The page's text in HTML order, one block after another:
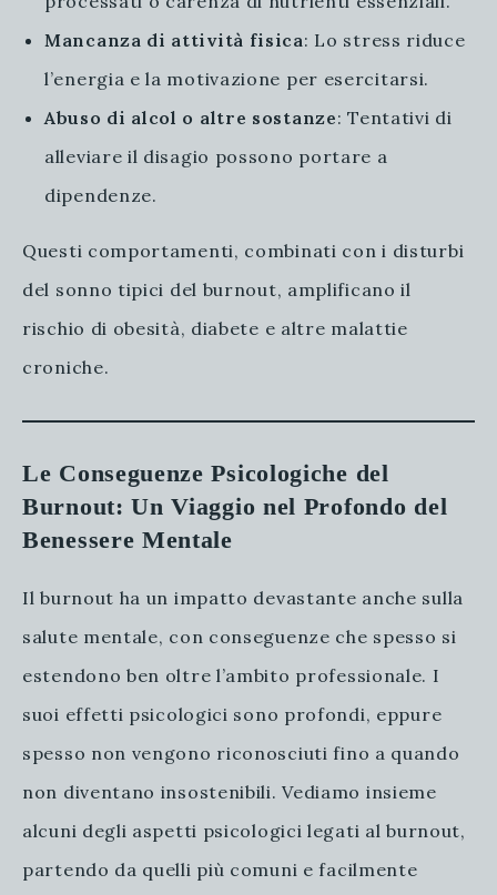
Mancanza di attività fisica: Lo stress riduce
l’energia e la motivazione per esercitarsi.
Abuso di alcol o altre sostanze: Tentativi di
alleviare il disagio possono portare a
dipendenze.
Questi comportamenti, combinati con i disturbi
del sonno tipici del burnout, amplificano il
rischio di obesità, diabete e altre malattie
croniche.
Le Conseguenze Psicologiche del
Burnout: Un Viaggio nel Profondo del
Benessere Mentale
Il burnout ha un impatto devastante anche sulla
salute mentale, con conseguenze che spesso si
estendono ben oltre l’ambito professionale. I
suoi effetti psicologici sono profondi, eppure
spesso non vengono riconosciuti fino a quando
non diventano insostenibili. Vediamo insieme
alcuni degli aspetti psicologici legati al burnout,
partendo da quelli più comuni e facilmente